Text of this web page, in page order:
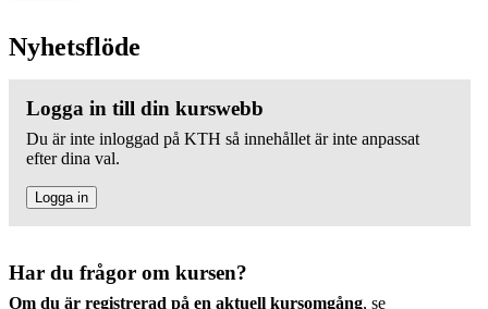
Nyhetsflöde
Logga in till din kurswebb
Du är inte inloggad på KTH så innehållet är inte anpassat
efter dina val.
Logga in
Har du frågor om kursen?
Om du är registrerad på en aktuell kursomgång, se